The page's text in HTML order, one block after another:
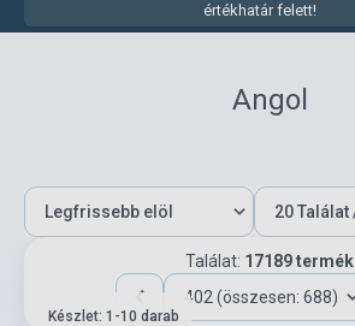
értékhatár felett!
Angol
Találat: 17189 termék
402 (összesen: 688)
Készlet: 1-10 darab